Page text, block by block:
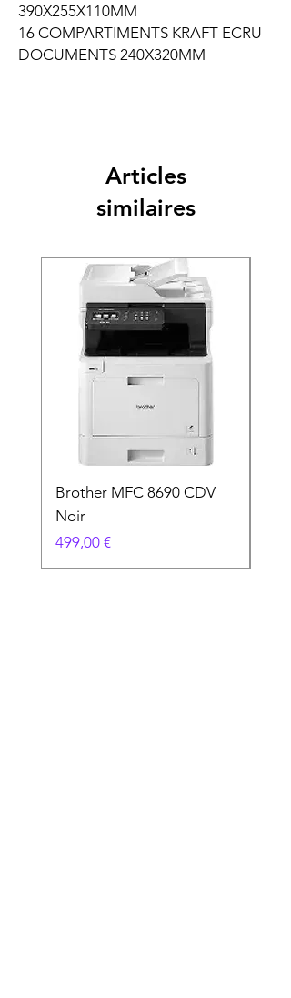
390X255X110MM
16 COMPARTIMENTS KRAFT ECRU
DOCUMENTS 240X320MM
Articles
similaires
Brother MFC 8690 CDV
Noir
Prix
499,00 €